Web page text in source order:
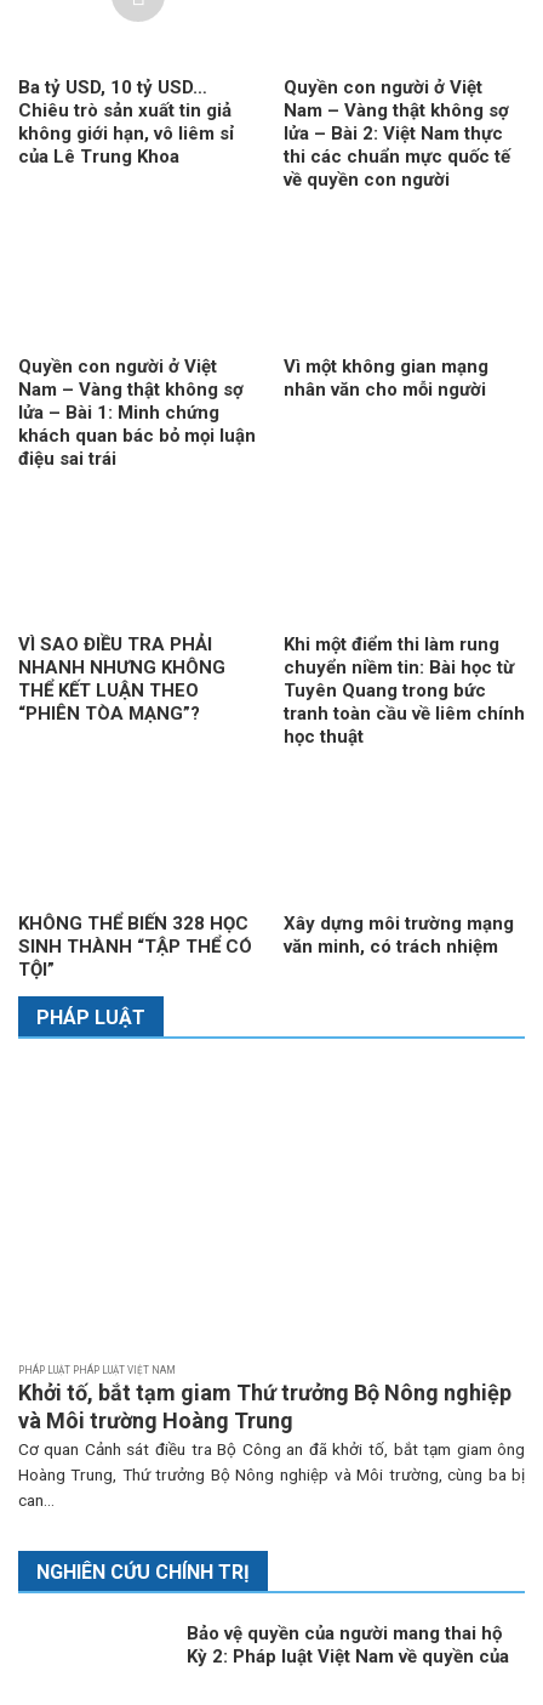
Ba tỷ USD, 10 tỷ USD…
Chiêu trò sản xuất tin giả
không giới hạn, vô liêm sỉ
của Lê Trung Khoa
Quyền con người ở Việt
Nam – Vàng thật không sợ
lửa – Bài 2: Việt Nam thực
thi các chuẩn mực quốc tế
về quyền con người
Quyền con người ở Việt
Nam – Vàng thật không sợ
lửa – Bài 1: Minh chứng
khách quan bác bỏ mọi luận
điệu sai trái
Vì một không gian mạng
nhân văn cho mỗi người
VÌ SAO ĐIỀU TRA PHẢI
NHANH NHƯNG KHÔNG
THỂ KẾT LUẬN THEO
“PHIÊN TÒA MẠNG”?
Khi một điểm thi làm rung
chuyển niềm tin: Bài học từ
Tuyên Quang trong bức
tranh toàn cầu về liêm chính
học thuật
KHÔNG THỂ BIẾN 328 HỌC
SINH THÀNH “TẬP THỂ CÓ
TỘI”
Xây dựng môi trường mạng
văn minh, có trách nhiệm
PHÁP LUẬT
PHÁP LUẬT PHÁP LUẬT VIỆT NAM
Khởi tố, bắt tạm giam Thứ trưởng Bộ Nông nghiệp
và Môi trường Hoàng Trung
Cơ quan Cảnh sát điều tra Bộ Công an đã khởi tố, bắt tạm giam ông
Hoàng Trung, Thứ trưởng Bộ Nông nghiệp và Môi trường, cùng ba bị
can...
NGHIÊN CỨU CHÍNH TRỊ
Bảo vệ quyền của người mang thai hộ
Kỳ 2: Pháp luật Việt Nam về quyền của